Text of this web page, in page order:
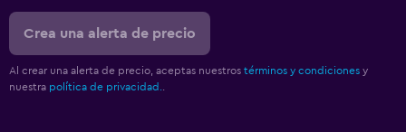
Crea una alerta de precio
Al crear una alerta de precio, aceptas nuestros términos y condiciones y
nuestra política de privacidad.